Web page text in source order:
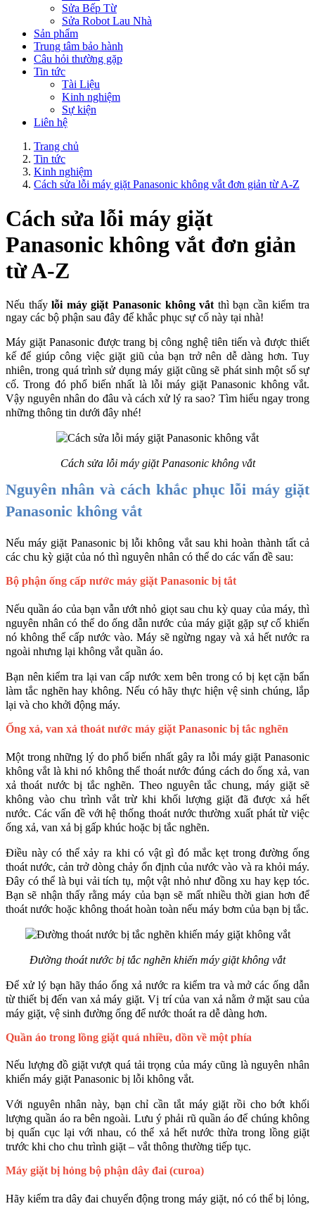
Sửa Bếp Từ
Sửa Robot Lau Nhà
Sản phẩm
Trung tâm bảo hành
Câu hỏi thường gặp
Tin tức
Tài Liệu
Kinh nghiệm
Sự kiện
Liên hệ
Trang chủ
Tin tức
Kinh nghiệm
Cách sửa lỗi máy giặt Panasonic không vắt đơn giản từ A-Z
Cách sửa lỗi máy giặt
Panasonic không vắt đơn giản
từ A-Z
Nếu thấy lỗi máy giặt Panasonic không vắt thì bạn cần kiểm tra
ngay các bộ phận sau đây để khắc phục sự cố này tại nhà!
Máy giặt Panasonic được trang bị công nghệ tiên tiến và được thiết
kế để giúp công việc giặt giũ của bạn trở nên dễ dàng hơn. Tuy
nhiên, trong quá trình sử dụng máy giặt cũng sẽ phát sinh một số sự
cố. Trong đó phổ biến nhất là lỗi máy giặt Panasonic không vắt.
Vậy nguyên nhân do đâu và cách xử lý ra sao? Tìm hiểu ngay trong
những thông tin dưới đây nhé!
Cách sửa lỗi máy giặt Panasonic không vắt
Nguyên nhân và cách khắc phục lỗi máy giặt
Panasonic không vắt
Nếu máy giặt Panasonic bị lỗi không vắt sau khi hoàn thành tất cả
các chu kỳ giặt của nó thì nguyên nhân có thể do các vấn đề sau:
Bộ phận ống cấp nước máy giặt Panasonic bị tắt
Nếu quần áo của bạn vẫn ướt nhỏ giọt sau chu kỳ quay của máy, thì
nguyên nhân có thể do ống dẫn nước của máy giặt gặp sự cố khiến
nó không thể cấp nước vào. Máy sẽ ngừng ngay và xả hết nước ra
ngoài nhưng lại không vắt quần áo.
Bạn nên kiểm tra lại van cấp nước xem bên trong có bị kẹt cặn bẩn
làm tắc nghẽn hay không. Nếu có hãy thực hiện vệ sinh chúng, lắp
lại và cho khởi động máy.
Ống xả, van xả thoát nước máy giặt Panasonic bị tắc nghẽn
Một trong những lý do phổ biến nhất gây ra lỗi máy giặt Panasonic
không vắt là khi nó không thể thoát nước đúng cách do ống xả, van
xả thoát nước bị tắc nghẽn. Theo nguyên tắc chung, máy giặt sẽ
không vào chu trình vắt trừ khi khối lượng giặt đã được xả hết
nước. Các vấn đề với hệ thống thoát nước thường xuất phát từ việc
ống xả, van xả bị gấp khúc hoặc bị tắc nghẽn.
Điều này có thể xảy ra khi có vật gì đó mắc kẹt trong đường ống
thoát nước, cản trở dòng chảy ổn định của nước vào và ra khỏi máy.
Đây có thể là bụi vải tích tụ, một vật nhỏ như đồng xu hay kẹp tóc.
Bạn sẽ nhận thấy rằng máy của bạn sẽ mất nhiều thời gian hơn để
thoát nước hoặc không thoát hoàn toàn nếu máy bơm của bạn bị tắc.
Đường thoát nước bị tắc nghẽn khiến máy giặt không vắt
Để xử lý bạn hãy tháo ống xả nước ra kiểm tra và mở các ống dẫn
từ thiết bị đến van xả máy giặt. Vị trí của van xả nằm ở mặt sau của
máy giặt, vệ sinh đường ống để nước thoát ra dễ dàng hơn.
Quần áo trong lồng giặt quá nhiều, dồn về một phía
Nếu lượng đồ giặt vượt quá tải trọng của máy cũng là nguyên nhân
khiến máy giặt Panasonic bị lỗi không vắt.
Với nguyên nhân này, bạn chỉ cần tắt máy giặt rồi cho bớt khối
lượng quần áo ra bên ngoài. Lưu ý phải rũ quần áo để chúng không
bị quấn cục lại với nhau, có thể xả hết nước thừa trong lồng giặt
trước khi cho chu trình giặt – vắt thông thường tiếp tục.
Máy giặt bị hỏng bộ phận dây đai (curoa)
Hãy kiểm tra dây đai chuyển động trong máy giặt, nó có thể bị lỏng,